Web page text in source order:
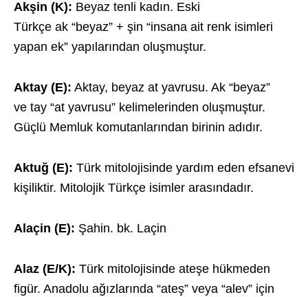
Akşin (K): Beyaz tenli kadın. Eski
Türkçe ak “beyaz” + şin “insana ait renk isimleri
yapan ek” yapılarından oluşmuştur.
Aktay (E): Aktay, beyaz at yavrusu. Ak “beyaz”
ve tay “at yavrusu” kelimelerinden oluşmuştur.
Güçlü Memluk komutanlarından birinin adıdır.
Aktuğ (E): Türk mitolojisinde yardım eden efsanevi
kişiliktir. Mitolojik Türkçe isimler arasındadır.
Alaçin (E): Şahin. bk. Laçin
Alaz (E/K): Türk mitolojisinde ateşe hükmeden
figür. Anadolu ağızlarında “ateş” veya “alev” için